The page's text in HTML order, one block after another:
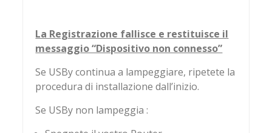
La Registrazione fallisce e restituisce il
messaggio “Dispositivo non connesso”
Se USBy continua a lampeggiare, ripetete la
procedura di installazione dall’inizio.
Se USBy non lampeggia :